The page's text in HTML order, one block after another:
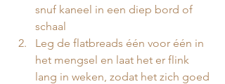
snuf kaneel in een diep bord of
schaal
Leg de flatbreads één voor één in
het mengsel en laat het er flink
lang in weken, zodat het zich goed